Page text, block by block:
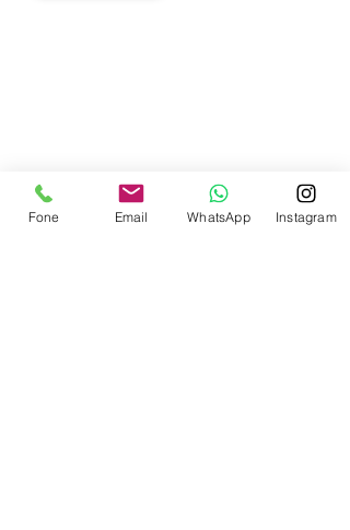
Fone Email WhatsApp Instagram